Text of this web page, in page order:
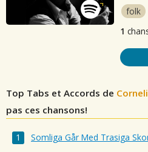
folk
1
Top Tabs et Accords de
pas ces chansons!
Somliga Går Med Trasiga